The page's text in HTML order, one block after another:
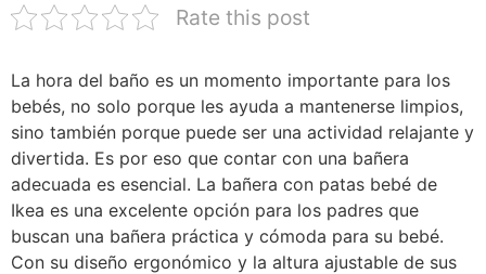
Rate this post
La hora del baño es un momento importante para los
bebés, no solo porque les ayuda a mantenerse limpios,
sino también porque puede ser una actividad relajante y
divertida. Es por eso que contar con una bañera
adecuada es esencial. La bañera con patas bebé de
Ikea es una excelente opción para los padres que
buscan una bañera práctica y cómoda para su bebé.
Con su diseño ergonómico y la altura ajustable de sus